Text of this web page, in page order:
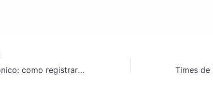
Ponto Eletrônico: como registrar a ocorrência de greve